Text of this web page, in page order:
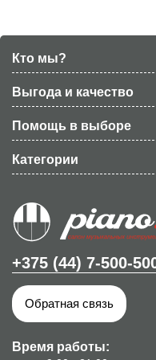
советовать и для
приемлемой стоимости.
Кто мы?
Выгода и качество
Помощь в выборе
Категории
+375 (44) 7-500-
Обратная связь
Время работы: